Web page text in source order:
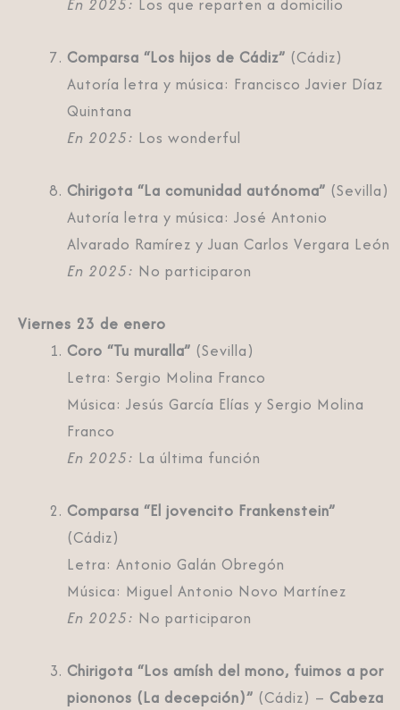
Comparsa “Los hijos de Cádiz” (Cádiz)
Autoría letra y música: Francisco Javier Díaz
Quintana
En 2025: Los wonderful
Chirigota “La comunidad autónoma” (Sevilla)
Autoría letra y música: José Antonio
Alvarado Ramírez y Juan Carlos Vergara León
En 2025: No participaron
Viernes 23 de enero
Coro “Tu muralla” (Sevilla)
Letra: Sergio Molina Franco
Música: Jesús García Elías y Sergio Molina
Franco
En 2025: La última función
Comparsa “El jovencito Frankenstein”
(Cádiz)
Letra: Antonio Galán Obregón
Música: Miguel Antonio Novo Martínez
En 2025: No participaron
Chirigota “Los amísh del mono, fuimos a por
piononos (La decepción)” (Cádiz) – Cabeza